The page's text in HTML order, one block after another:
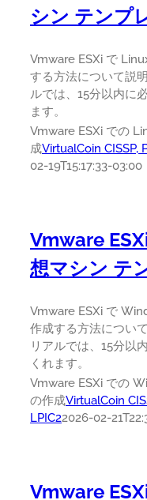
シン テンプ
Vmware ESXi で
する方法について説
ルでは、15分以内に
ます。
Vmware ESXi での
成VirtualCoin CISSP,
02-19T15:17:33-03:00
Vmware
想マシン テ
Vmware ESXi で
作成する方法につい
リアルでは、15分以
くれます。
Vmware ESXi での
の作成VirtualCoin
LPIC22026-02-
Vmware